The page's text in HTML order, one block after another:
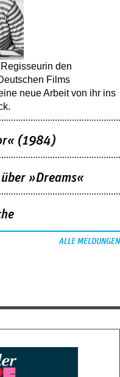
den
Films
neue Arbeit von ihr ins
(1984)
»Dreams«
ALLE MELDUNGEN